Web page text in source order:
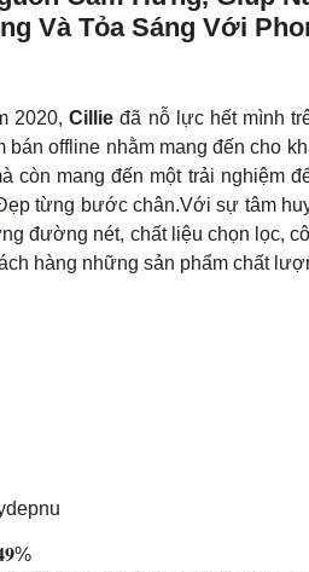
Và Tỏa Sáng Với
2020,Cillie đã nỗ lực hết mình
bán offline nhằm mang đến cho
còn mang đến một trải nghiệm
từng bước chân.Với sự tâm
đường nét, chất liệu chọn lọc,
hàng những sản phẩm chất